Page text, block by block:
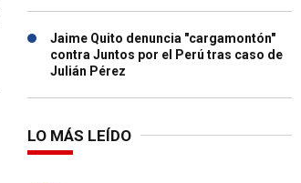
Jaime Quito denuncia "cargamontón"
contra Juntos por el Perú tras caso de
Julián Pérez
LO MÁS LEÍDO